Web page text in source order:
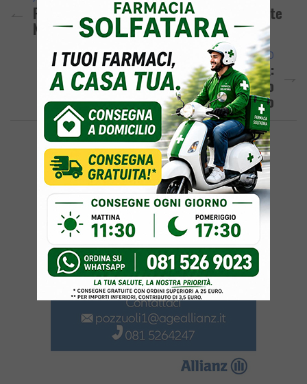
POZZUOLI/ Il Comune Chiude L’Oasi Di Monte
Nuovo Nel Giorno Di Pasquetta
ARTICOLO SUCCESSIVO
A Bordo Di SUV Rubato Fugge All’alt:
Fermato Dai Falchi Dopo Un Lungo
Inseguimento